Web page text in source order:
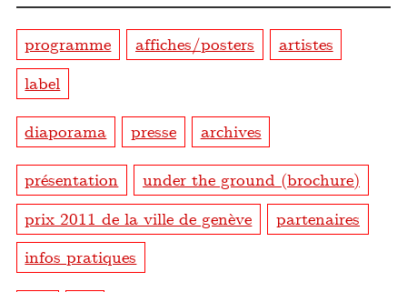
programme affiches/posters
artistes
label
diaporama presse archives
présentation
under the ground (brochure)
prix 2011 de la ville de genève
partenaires
infos pratiques